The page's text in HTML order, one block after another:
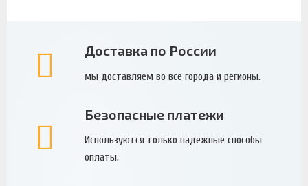
Доставка по России
мы доставляем во все города и регионы.
Безопасные платежи
Используются только надежные способы
оплаты.